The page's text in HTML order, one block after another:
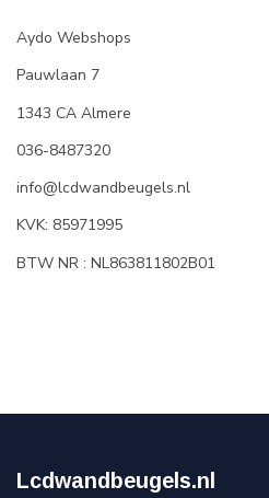
Aydo Webshops
Pauwlaan 7
1343 CA Almere
036-8487320
info@lcdwandbeugels.nl
KVK: 85971995
BTW NR : NL863811802B01
Lcdwandbeugels.nl